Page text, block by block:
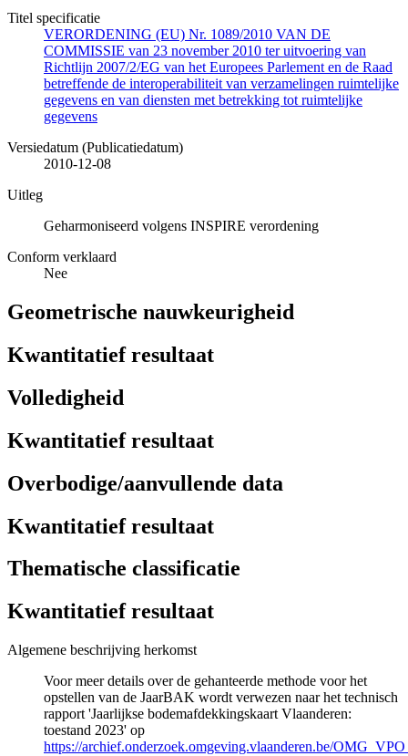
Titel specificatie
VERORDENING (EU) Nr. 1089/2010 VAN DE
COMMISSIE van 23 november 2010 ter uitvoering van
Richtlijn 2007/2/EG van het Europees Parlement en de Raad
betreffende de interoperabiliteit van verzamelingen ruimtelijke
gegevens en van diensten met betrekking tot ruimtelijke
gegevens
Versiedatum (Publicatiedatum)
2010-12-08
Uitleg
Geharmoniseerd volgens INSPIRE verordening
Conform verklaard
Nee
Geometrische nauwkeurigheid
Kwantitatief resultaat
Volledigheid
Kwantitatief resultaat
Overbodige/aanvullende data
Kwantitatief resultaat
Thematische classificatie
Kwantitatief resultaat
Algemene beschrijving herkomst
Voor meer details over de gehanteerde methode voor het
opstellen van de JaarBAK wordt verwezen naar het technisch
rapport 'Jaarlijkse bodemafdekkingskaart Vlaanderen:
toestand 2023' op
https://archief.onderzoek.omgeving.vlaanderen.be/